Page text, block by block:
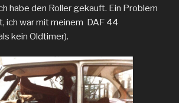
habe den Roller gekauft. Ein Problem
ich war mit meinem DAF 44
kein Oldtimer).